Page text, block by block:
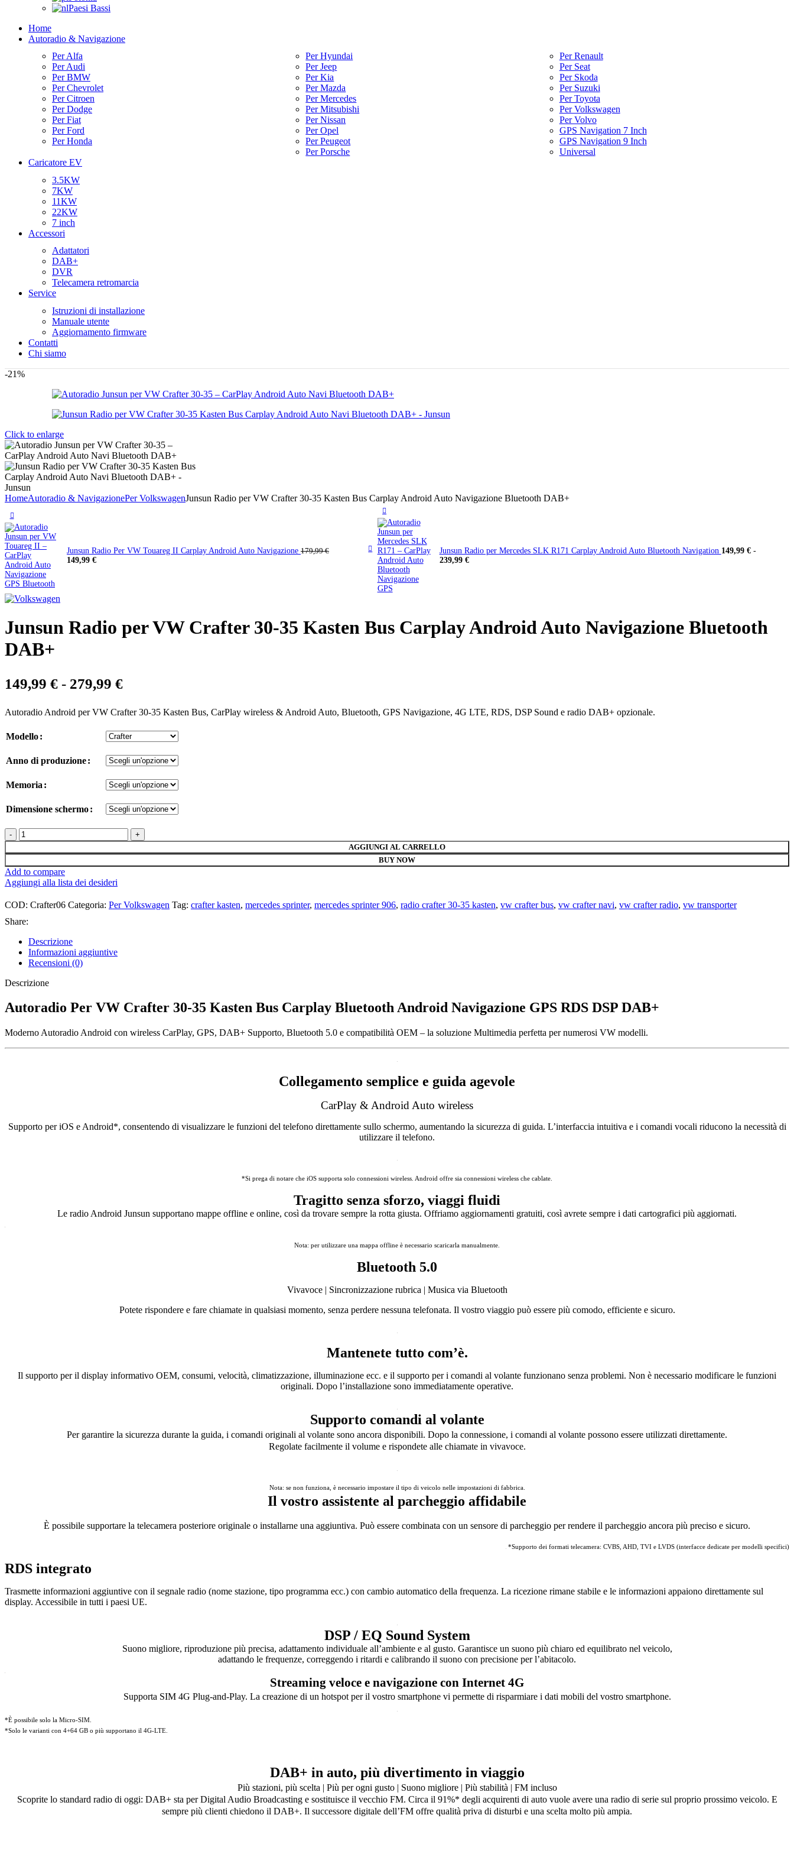
Paesi Bassi
Home
Autoradio & Navigazione
Per Alfa
Per Audi
Per BMW
Per Chevrolet
Per Citroen
Per Dodge
Per Fiat
Per Ford
Per Honda
Per Hyundai
Per Jeep
Per Kia
Per Mazda
Per Mercedes
Per Mitsubishi
Per Nissan
Per Opel
Per Peugeot
Per Porsche
Per Renault
Per Seat
Per Skoda
Per Suzuki
Per Toyota
Per Volkswagen
Per Volvo
GPS Navigation 7 Inch
GPS Navigation 9 Inch
Universal
Caricatore EV
3.5KW
7KW
11KW
22KW
7 inch
Accessori
Adattatori
DAB+
DVR
Telecamera retromarcia
Service
Istruzioni di installazione
Manuale utente
Aggiornamento firmware
Contatti
Chi siamo
-21%
Click to enlarge
HomeAutoradio & NavigazionePer VolkswagenJunsun Radio per VW Crafter 30-35 Kasten Bus Carplay Android Auto Navigazione Bluetooth DAB+
Junsun Radio Per VW Touareg II Carplay Android Auto Navigazione 179,99€
Il
149,99 €Il
Junsun Radio per Mercedes SLK R171 Carplay Android Auto Bluetooth Navigation 149,99 € -
239,99 €Fascia
Junsun Radio per VW Crafter 30-35 Kasten Bus Carplay Android Auto Navigazione Bluetooth
DAB+
149,99 € - 279,99 €Fascia
prezzo:
da
149,99 €
a
279,99 €
Autoradio Android per VW Crafter 30-35 Kasten Bus, CarPlay wireless & Android Auto, Bluetooth, GPS Navigazione, 4G LTE, RDS, DSP Sound e radio DAB+ opzionale.
Modello
Anno di produzione
Memoria
Dimensione schermo
Junsun
Radio
per
VW
Crafter
30-
Kasten
Bus
Android
Auto
Navigazione
DAB+
AGGIUNGI AL CARRELLO
BUY NOW
Add to compare
Aggiungi alla lista dei desideri
COD: Crafter06 Categoria: Per Volkswagen Tag: crafter kasten, mercedes sprinter, mercedes sprinter 906, radio crafter 30-35 kasten, vw crafter bus, vw crafter navi, vw crafter radio, vw transporter
Share:
Descrizione
Informazioni aggiuntive
Recensioni (0)
Descrizione
Autoradio Per VW Crafter 30-35 Kasten Bus Carplay Bluetooth Android Navigazione GPS RDS DSP DAB+
Moderno Autoradio Android con wireless CarPlay, GPS, DAB+ Supporto, Bluetooth 5.0 e compatibilità OEM – la soluzione Multimedia perfetta per numerosi VW modelli.
Collegamento semplice e guida agevole
CarPlay & Android Auto wireless
Supporto per iOS e Android*, consentendo di visualizzare le funzioni del telefono direttamente sullo schermo, aumentando la sicurezza di guida. L’interfaccia intuitiva e i comandi vocali riducono la necessità di
utilizzare il telefono.
*Si prega di notare che iOS supporta solo connessioni wireless. Android offre sia connessioni wireless che cablate.
Tragitto senza sforzo, viaggi fluidi
Le radio Android Junsun supportano mappe offline e online, così da trovare sempre la rotta giusta. Offriamo aggiornamenti gratuiti, così avrete sempre i dati cartografici più aggiornati.
Nota: per utilizzare una mappa offline è necessario scaricarla manualmente.
Bluetooth 5.0
Vivavoce | Sincronizzazione rubrica | Musica via Bluetooth
Potete rispondere e fare chiamate in qualsiasi momento, senza perdere nessuna telefonata. Il vostro viaggio può essere più comodo, efficiente e sicuro.
Mantenete tutto com’è.
Il supporto per il display informativo OEM, consumi, velocità, climatizzazione, illuminazione ecc. e il supporto per i comandi al volante funzionano senza problemi. Non è necessario modificare le funzioni
originali. Dopo l’installazione sono immediatamente operative.
Supporto comandi al volante
Per garantire la sicurezza durante la guida, i comandi originali al volante sono ancora disponibili. Dopo la connessione, i comandi al volante possono essere utilizzati direttamente.
Regolate facilmente il volume e rispondete alle chiamate in vivavoce.
Nota: se non funziona, è necessario impostare il tipo di veicolo nelle impostazioni di fabbrica.
Il vostro assistente al parcheggio affidabile
È possibile supportare la telecamera posteriore originale o installarne una aggiuntiva. Può essere combinata con un sensore di parcheggio per rendere il parcheggio ancora più preciso e sicuro.
*Supporto dei formati telecamera: CVBS, AHD, TVI e LVDS (interfacce dedicate per modelli specifici)
RDS integrato
Trasmette informazioni aggiuntive con il segnale radio (nome stazione, tipo programma ecc.) con cambio automatico della frequenza. La ricezione rimane stabile e le informazioni appaiono direttamente sul
display. Accessibile in tutti i paesi UE.
DSP / EQ Sound System
Suono migliore, riproduzione più precisa, adattamento individuale all’ambiente e al gusto. Garantisce un suono più chiaro ed equilibrato nel veicolo,
adattando le frequenze, correggendo i ritardi e calibrando il suono con precisione per l’abitacolo.
Streaming veloce e navigazione con Internet 4G
Supporta SIM 4G Plug-and-Play. La creazione di un hotspot per il vostro smartphone vi permette di risparmiare i dati mobili del vostro smartphone.
*È possibile solo la Micro-SIM.
*Solo le varianti con 4+64 GB o più supportano il 4G-LTE.
DAB+ in auto, più divertimento in viaggio
Più stazioni, più scelta | Più per ogni gusto | Suono migliore | Più stabilità | FM incluso
Scoprite lo standard radio di oggi: DAB+ sta per Digital Audio Broadcasting e sostituisce il vecchio FM. Circa il 91%* degli acquirenti di auto vuole avere una radio di serie sul proprio prossimo veicolo. E
sempre più clienti chiedono il DAB+. Il successore digitale dell’FM offre qualità priva di disturbi e una scelta molto più ampia.